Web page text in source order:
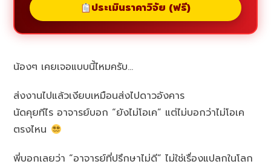
ประเมินราคาวิจัย (ฟรี)
น้องๆ เคยเจอแบบนี้ไหมครับ…
ส่งงานไปแล้วเงียบเหมือนส่งไปดาวอังคาร
นัดคุยทีไร อาจารย์บอก “ยังไม่โอเค” แต่ไม่บอกว่าไม่โอเค
ตรงไหน
พี่บอกเลยว่า “อาจารย์ที่ปรึกษาไม่ดี” ไม่ใช่เรื่องแปลกในโลก